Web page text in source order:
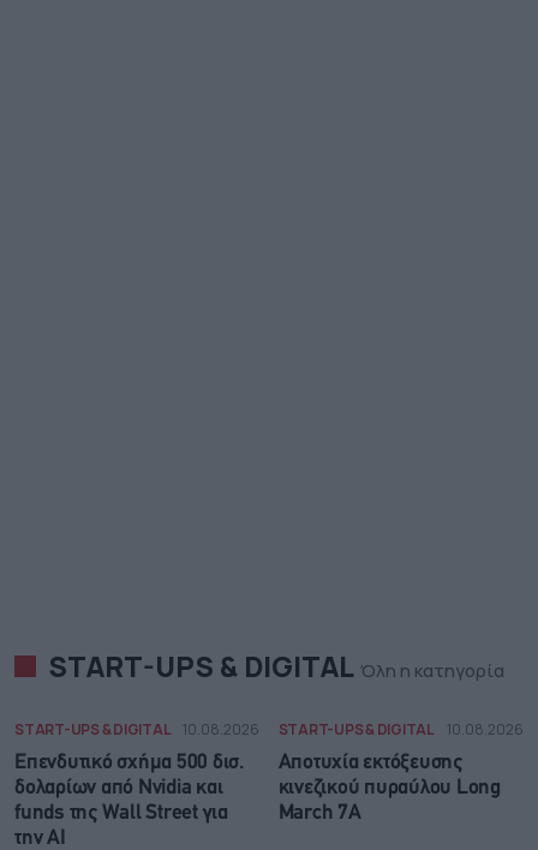
START-UPS & DIGITAL Όλη η κατηγορία
START-UPS & DIGITAL 10.08.2026
Επενδυτικό σχήμα 500 δισ.
δολαρίων από Nvidia και
funds της Wall Street για
την AI
START-UPS & DIGITAL 10.08.2026
Αποτυχία εκτόξευσης
κινεζικού πυραύλου Long
March 7A